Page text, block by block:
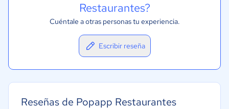
Restaurantes?
Cuéntale a otras personas tu experiencia.
Escribir reseña
Reseñas de Popapp Restaurantes